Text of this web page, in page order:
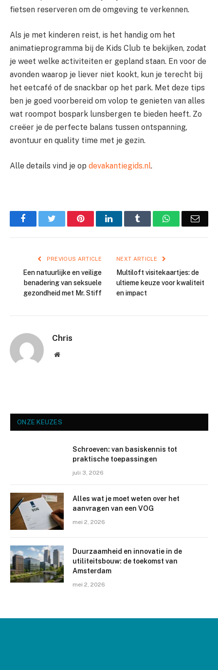
fietsen reserveren om de omgeving te verkennen.
Als je met kinderen reist, is het handig om het
animatieprogramma bij de Kids Club te bekijken, zodat
je weet welke activiteiten er gepland staan. En voor de
avonden waarop je liever niet kookt, kun je terecht bij
het eetcafé of de snackbar op het park. Met deze tips
ben je goed voorbereid om volop te genieten van alles
wat roompot bospark lunsbergen te bieden heeft. Zo
creëer je de perfecte balans tussen ontspanning,
avontuur en quality time met je gezin.
Alle details vind je op devakantiegids.nl.
FacebookTwitter PinterestLinkedIn Tumblr WhatsApp
PREVIOUS ARTICLE
Een natuurlijke en veilige
benadering van seksuele
gezondheid met Mr. Stiff
NEXT ARTICLE
Multiloft visitekaartjes: de
ultieme keuze voor kwaliteit
en impact
Chris
Website
ONZE KEUZES
Schroeven: van basiskennis tot
praktische toepassingen
juli 3, 2026
Alles wat je moet weten over het
aanvragen van een VOG
mei 2, 2026
Duurzaamheid en innovatie in de
utiliteitsbouw: de toekomst van
Amsterdam
mei 2, 2026